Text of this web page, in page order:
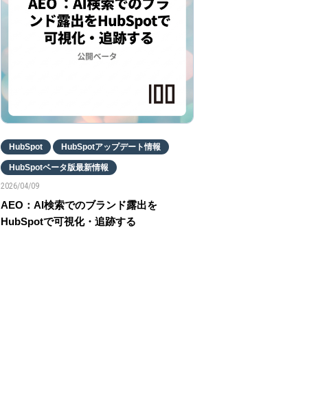
HubSpot HubSpotアップデート情報
HubSpotベータ版最新情報
2026/04/09
AEO：AI検索でのブランド露出を
HubSpotで可視化・追跡する